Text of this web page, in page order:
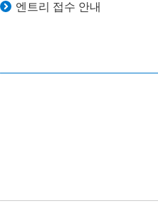
엔트리 접수 안내